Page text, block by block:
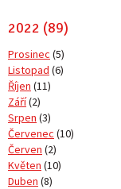
2022 (89)
Prosinec (5)
Listopad (6)
Říjen (11)
Září(2)
Srpen (3)
Červenec (10)
Červen (2)
Květen (10)
Duben (8)